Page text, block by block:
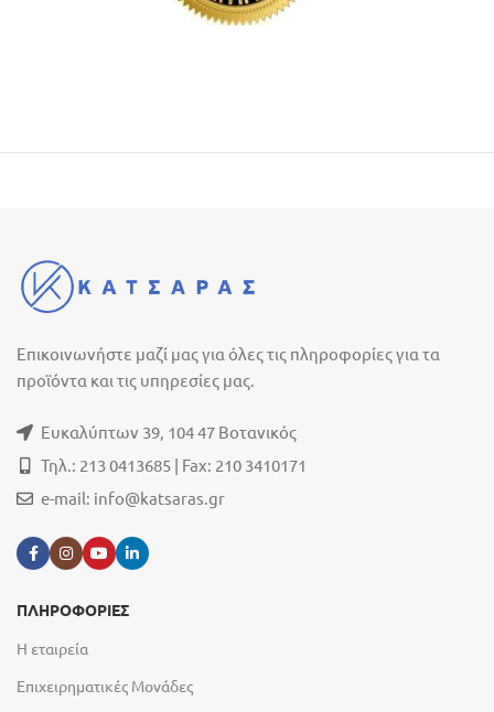
Επικοινωνήστε μαζί μας για όλες τις πληροφορίες για τα
προϊόντα και τις υπηρεσίες μας.
Ευκαλύπτων 39, 104 47 Βοτανικός
Τηλ.: 213 0413685 | Fax: 210 3410171
e-mail: info@katsaras.gr
ΠΛΗΡΟΦΟΡΙΕΣ
Η εταιρεία
Επιχειρηματικές Μονάδες